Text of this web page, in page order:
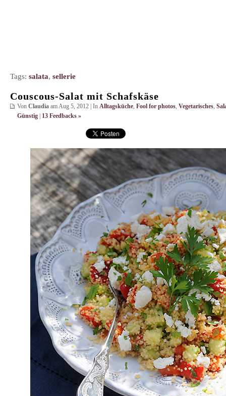
Tags: salata, sellerie
Couscous-Salat mit Schafskäse
Von Claudia am Aug 5, 2012 | In Alltagsküche, Fool for photos, Vegetarisches,
Günstig
13 Feedbacks »